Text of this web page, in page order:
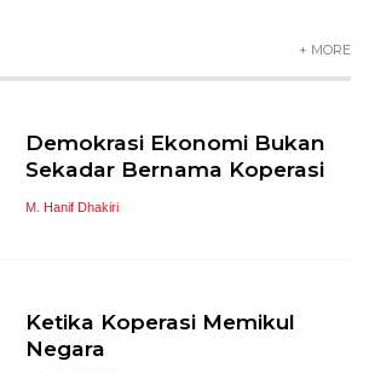
+ MORE
Demokrasi Ekonomi Bukan
Sekadar Bernama Koperasi
M. Hanif Dhakiri
Ketika Koperasi Memikul
Negara